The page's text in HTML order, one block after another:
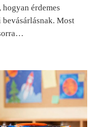
érdemes
Most